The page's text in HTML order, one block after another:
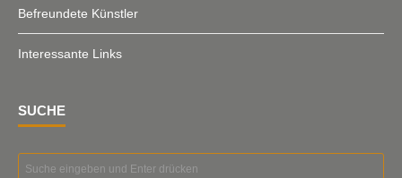
Befreundete Künstler
Interessante Links
SUCHE